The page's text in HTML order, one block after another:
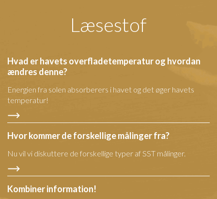
Læsestof
Hvad er havets overfladetemperatur og hvordan
ændres denne?
Energien fra solen absorberers i havet og det øger havets
temperatur!
Hvor kommer de forskellige målinger fra?
Nu vil vi diskuttere de forskellige typer af SST målinger.
Kombiner information!